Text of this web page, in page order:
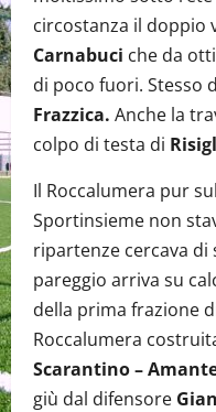
circostanza il doppio
Carnabuci che da
di poco fuori. Stesso
Frazzica. Anche la
colpo di testa di
Il Roccalumera pur
Sportinsieme non
ripartenze cercava di
pareggio arriva su
della prima frazione
Roccalumera
Scarantino –
giù dal difensore